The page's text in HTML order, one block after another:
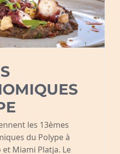
les 13èmes
du Polype à
Miami Platja. Le